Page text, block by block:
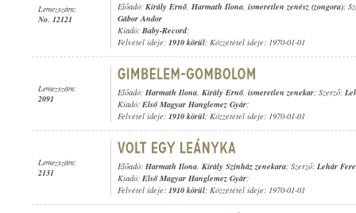
Lemezszám:
No. 12121
Előadó: Király Ernő, Harmath Ilona, ismeretlen zenész (zongora);
Gábor Andor
Kiadó: Baby-Record;
Felvétel ideje: 1910 körül; Közzététel ideje: 1970-01-01
Lemezszám:
2091
Előadó: Harmath Ilona, Király Ernő, ismeretlen zenekar; Szerző:
Kiadó: Első Magyar Hanglemez Gyár;
Felvétel ideje: 1910 körül; Közzététel ideje: 1970-01-01
Lemezszám:
2131
Előadó: Harmath Ilona, Király Színház zenekara; Szerző: Lehár
Kiadó: Első Magyar Hanglemez Gyár;
Felvétel ideje: 1910 körül; Közzététel ideje: 1970-01-01